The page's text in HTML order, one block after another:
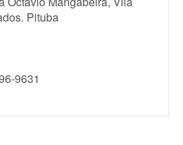
Pituba
9631